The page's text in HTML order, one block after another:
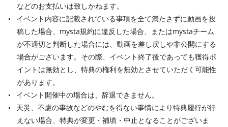
などのお支払いは致しかねます。
イベント内容に記載されている事項を全て満たさずに動画を投
稿した場合、mysta規約に違反した場合、またはmystaチーム
が不適切と判断した場合には、動画を差し戻しや非公開にする
場合がございます。その際、イベント終了後であっても獲得ポ
イントは無効とし、特典の権利を無効とさせていただく可能性
があります。
イベント開催中の場合は、辞退できません。
天災、不慮の事故などのやむを得ない事情により特典履行が行
えない場合、特典が変更・補填・中止となることがございま